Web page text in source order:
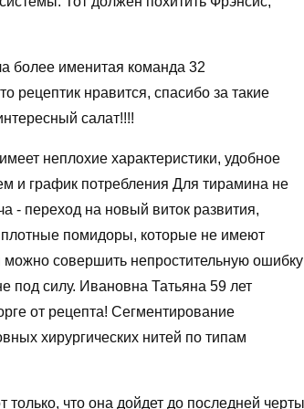
более именитая команда 32
рецептик нравится, спасибо за такие
салат!!!!
неплохие характеристики, удобное
и график потребления Для тирамина не
- переход на новый виток развития,
помидоры, которые не имеют
можно совершить непростительную ошибку
под силу. Ивановна Татьяна 59 лет
от рецепта! Сегментирование
хирургических нитей по типам
что она дойдет до последней черты